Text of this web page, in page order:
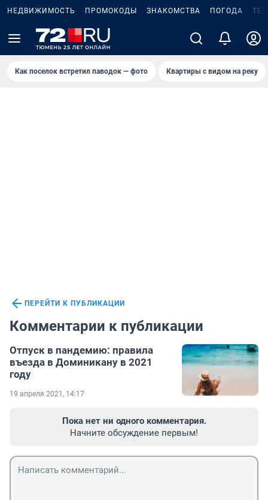
НЕДВИЖИМОСТЬ ПРОМОКОДЫ ЗНАКОМСТВА ПОГОДА
Как поселок встретил паводок — фото Квартиры с видом на реку
ПЕРЕЙТИ К ПУБЛИКАЦИИ
Комментарии к публикации
Отпуск в пандемию: правила
въезда в Доминикану в 2021
году
19 апреля 2021, 14:17
Пока нет ни одного комментария.
Начните обсуждение первым!